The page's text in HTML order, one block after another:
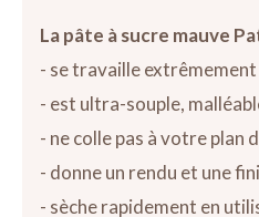
La pâte à sucre mauve
- se travaille
- est ultra-souple,
- ne colle pas à votre plan
- donne un rendu et une
- sèche rapidement en